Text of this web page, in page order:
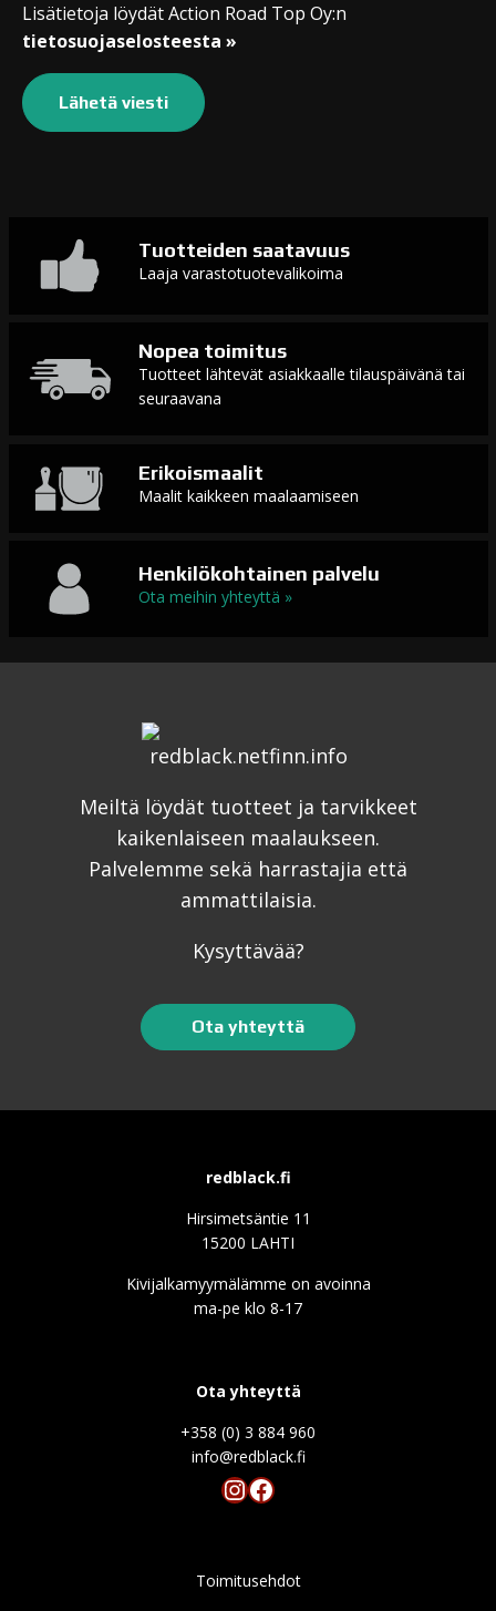
Lisätietoja löydät Action Road Top Oy:n
tietosuojaselosteesta »
Tuotteiden saatavuus
Laaja varastotuotevalikoima
Nopea toimitus
Tuotteet lähtevät asiakkaalle tilauspäivänä tai
seuraavana
Erikoismaalit
Maalit kaikkeen maalaamiseen
Henkilökohtainen palvelu
Ota meihin yhteyttä »
Meiltä löydät tuotteet ja tarvikkeet
kaikenlaiseen maalaukseen.
Palvelemme sekä harrastajia että
ammattilaisia.
Kysyttävää?
Ota yhteyttä
redblack.fi
Hirsimetsäntie 11
15200 LAHTI
Kivijalkamyymälämme on avoinna
ma-pe klo 8-17
Ota yhteyttä
+358 (0) 3 884 960
info@redblack.f
Instagram
Facebook
Toimitusehdot